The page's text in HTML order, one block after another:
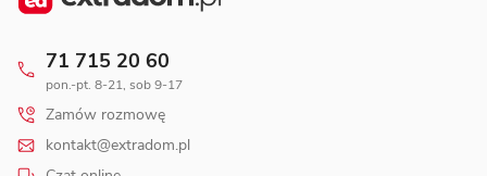
71 715 20 60
pon.-pt. 8-21, sob 9-17
Zamów rozmowę
kontakt@extradom.pl